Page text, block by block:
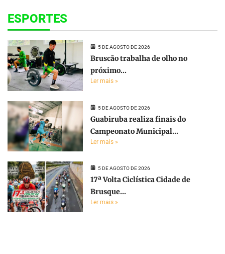
ESPORTES
5 DE AGOSTO DE 2026
Bruscão trabalha de olho no
próximo...
Ler mais »
5 DE AGOSTO DE 2026
Guabiruba realiza finais do
Campeonato Municipal...
Ler mais »
5 DE AGOSTO DE 2026
17ª Volta Ciclística Cidade de
Brusque...
Ler mais »